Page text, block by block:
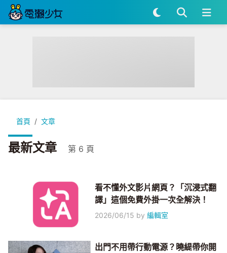
首頁 文章
最新文章 第 6 頁
看不懂外文影片網頁？「沉浸式翻
譯」這個免費外掛一次全解決！
2026/06/15 by編輯室
出門不用帶行動電源？曉緹帶你開